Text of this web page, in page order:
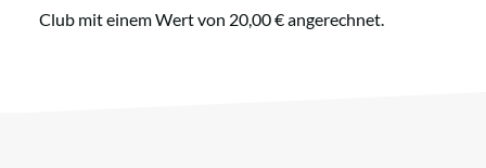
Club mit einem Wert von 20,00 € angerechnet.